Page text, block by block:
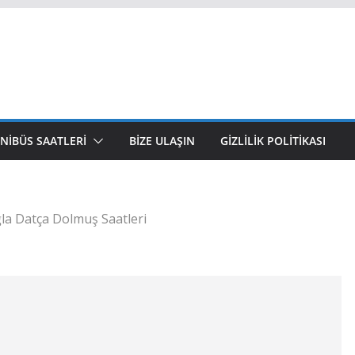
SAATLERI BIZE ULAŞIN GIZLILIK POLITIKASI
Datça Dolmuş Saatleri